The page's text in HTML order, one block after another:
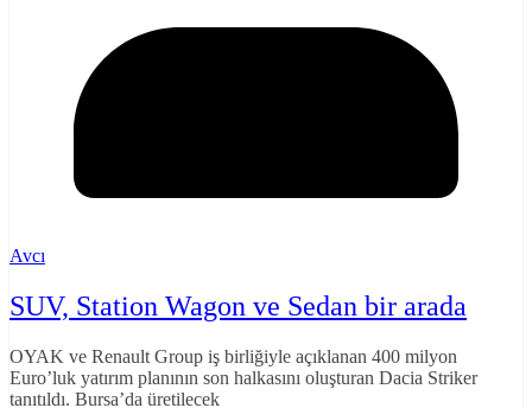
Avcı
SUV, Station Wagon ve Sedan bir arada
OYAK ve Renault Group iş birliğiyle açıklanan 400 milyon
Euro’luk yatırım planının son halkasını oluşturan Dacia Striker
tanıtıldı. Bursa’da üretilecek